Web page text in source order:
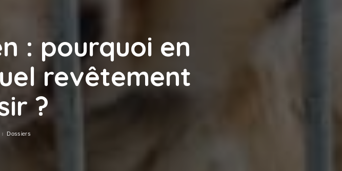
: pourquoi en
revêtement
?
Dossiers